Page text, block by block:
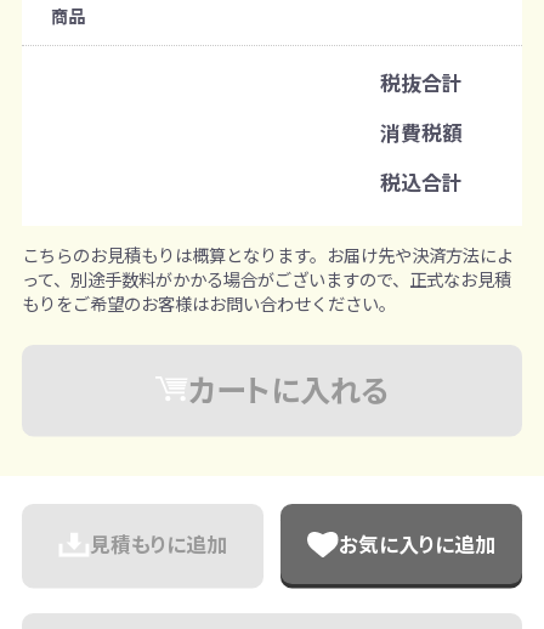
既製品：80個から
名入れあり：240個から
※既製品サンプルは各色3個まで
商品
税抜合計
消費税額
税込合計
こちらのお見積もりは概算となります。お届け先や決済方法によ
って、別途手数料がかかる場合がございますので、正式なお見積
もりをご希望のお客様はお問い合わせください。
カートに入れる
見積もりに追加 お気に入りに追加